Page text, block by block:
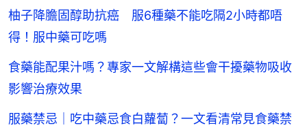
柚子降膽固醇助抗癌 服6種藥不能吃隔2小時都唔
得！服中藥可吃嗎
食藥能配果汁嗎？專家一文解構這些會干擾藥物吸收
影響治療效果
服藥禁忌｜吃中藥忌食白蘿蔔？一文看清常見食藥禁